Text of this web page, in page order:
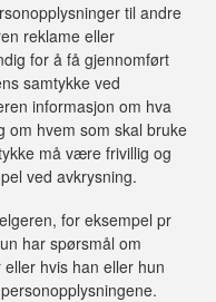
til andre
reklame eller
for å få gjennomført
samtykke ved
informasjon om hva
om hvem som skal bruke
må være frivillig og
ved avkrysning.
for eksempel pr
har spørsmål om
hvis han eller hun